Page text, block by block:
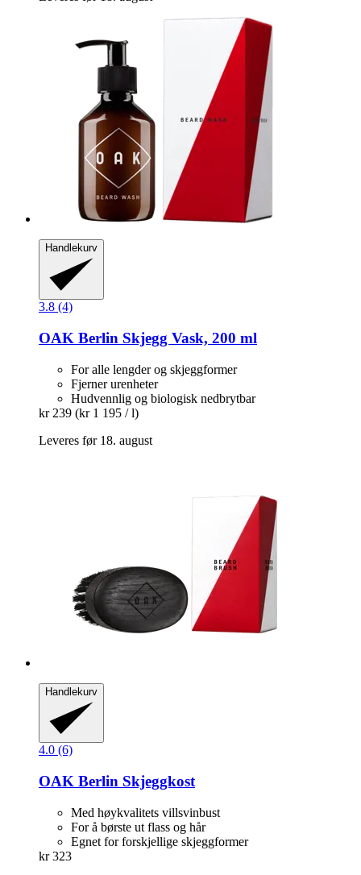
Handlekurv
3.8 (4)
OAK Berlin Skjegg Vask, 200 ml
For alle lengder og skjeggformer
Fjerner urenheter
Hudvennlig og biologisk nedbrytbar
kr 239 (kr 1 195 / l)
Leveres før 18. august
Handlekurv
4.0 (6)
OAK Berlin Skjeggkost
Med høykvalitets villsvinbust
For å børste ut flass og hår
Egnet for forskjellige skjeggformer
kr 323